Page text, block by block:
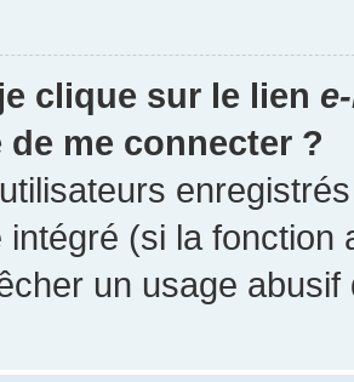
clique sur le lien
de me connecter ?
(si la fonction
un usage